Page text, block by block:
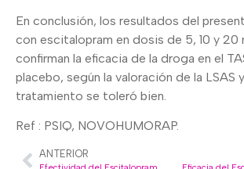
En conclusión, los resultados del
con escitalopram en dosis de 5, 10 y 20
confirman la eficacia de la droga en el
placebo, según la valoración de la LSAS
tratamiento se toleró bien.
Ref : PSIQ, NOVOHUMORAP.
ANTERIOR